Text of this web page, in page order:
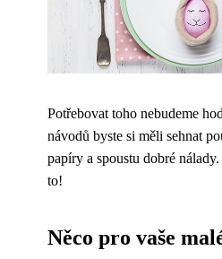
Potřebovat toho nebudeme
návodů byste si měli sehnat
papíry a spoustu dobré
to!
Něco pro vaše